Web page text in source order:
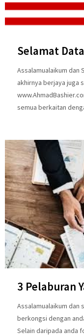
Selamat
Assalamualaikum dan
akhirnya berjaya juga
semua berkaitan
3 Pelaburan
Assalamualaikum dan
berkongsi dengan
Selain daripada anda